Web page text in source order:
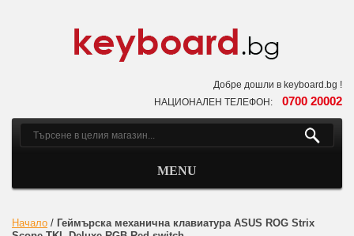
Добре дошли в keyboard.bg !
НАЦИОНАЛЕН ТЕЛЕФОН: 0700 20002
MENU
Начало / Геймърска механична клавиатура ASUS ROG Strix